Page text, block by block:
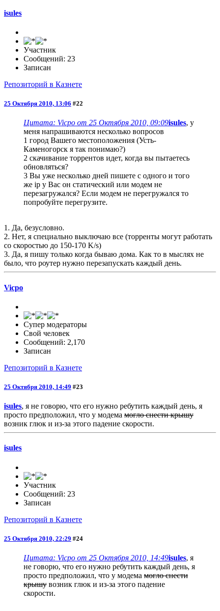
isules
Участник
Сообщений: 23
Записан
Репозиторий в Казнете
25 Октября 2010, 13:06 #22
Цитата: Vicpo от 25 Октября 2010, 09:09isules, у
меня напрашиваются несколько вопросов
1 город Вашего местоположения (Усть-
Каменогорск я так понимаю?)
2 скачивание торрентов идет, когда вы пытаетесь
обновляться?
3 Вы уже несколько дней пишете с одного и того
же ip у Вас он статический или модем не
перезагружался? Если модем не перегружался то
попробуйте перегрузите.
1. Да, безусловно.
2. Нет, я специально выключаю все (торренты могут работать
со скоростью до 150-170 K/s)
3. Да, я пишу только когда бываю дома. Как то в мыслях не
было, что роутер нужно перезапускать каждый день.
Vicpo
Супер модераторы
Свой человек
Сообщений: 2,170
Записан
Репозиторий в Казнете
25 Октября 2010, 14:49 #23
isules, я не говорю, что его нужно ребутить каждый день, я
просто предположил, что у модема могло снести крышу
возник глюк и из-за этого падение скорости.
isules
Участник
Сообщений: 23
Записан
Репозиторий в Казнете
25 Октября 2010, 22:29 #24
Цитата: Vicpo от 25 Октября 2010, 14:49isules, я
не говорю, что его нужно ребутить каждый день, я
просто предположил, что у модема могло снести
крышу возник глюк и из-за этого падение
скорости.